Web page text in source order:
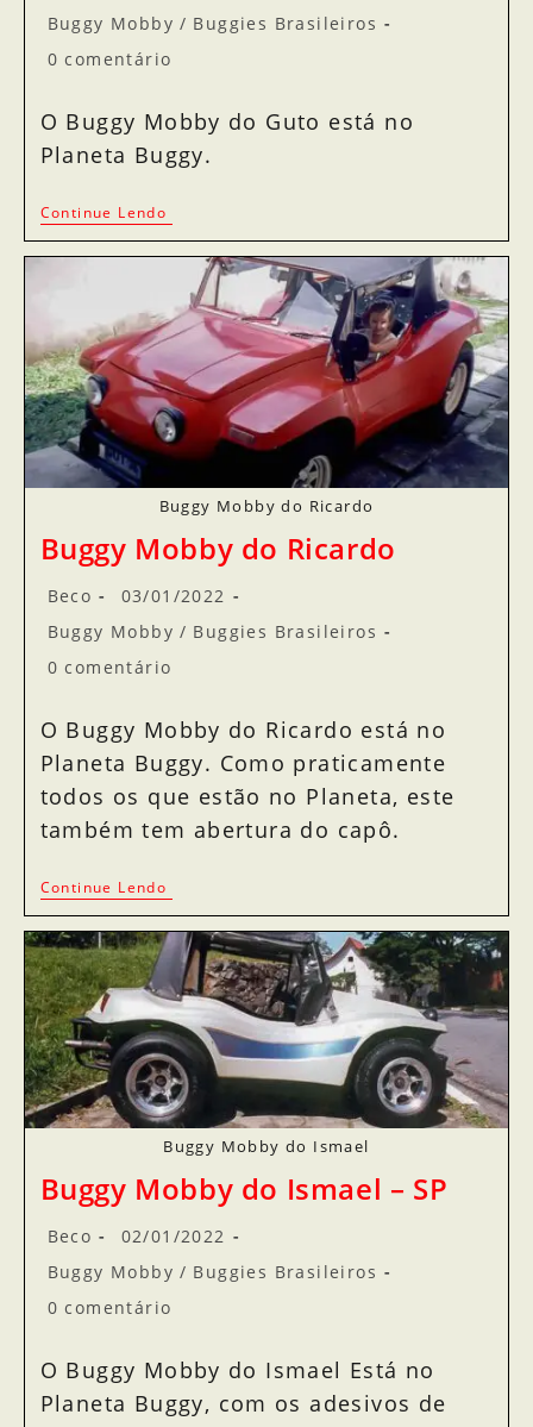
Buggy Mobby / Buggies Brasileiros
0 comentário
O Buggy Mobby do Guto está no
Planeta Buggy.
Continue Lendo
Buggy Mobby do Ricardo
Buggy Mobby do Ricardo
Beco
03/01/2022
Buggy Mobby / Buggies Brasileiros
0 comentário
O Buggy Mobby do Ricardo está no
Planeta Buggy. Como praticamente
todos os que estão no Planeta, este
também tem abertura do capô.
Continue Lendo
Buggy Mobby do Ismael
Buggy Mobby do Ismael – SP
Beco
02/01/2022
Buggy Mobby / Buggies Brasileiros
0 comentário
O Buggy Mobby do Ismael Está no
Planeta Buggy, com os adesivos de